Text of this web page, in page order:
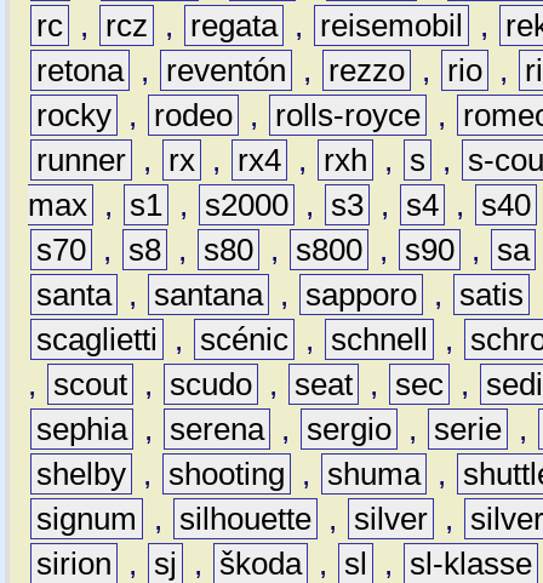
rc , rcz , regata , reisemobil ,
retona , reventón , rezzo , rio ,
rocky , rodeo , rolls-royce ,
runner , rx , rx4 , rxh , s ,
s-
max , s1 , s2000 , s3 , s4 , s40
s70 , s8 , s80 , s800 , s90 , sa
santa , santana , sapporo , satis
scaglietti
, scénic , schnell ,
,
scout , scudo , seat , sec ,
sephia , serena , sergio , serie ,
shelby , shooting , shuma ,
signum
, silhouette , silver ,
sirion
, sj , škoda , sl , sl-klasse